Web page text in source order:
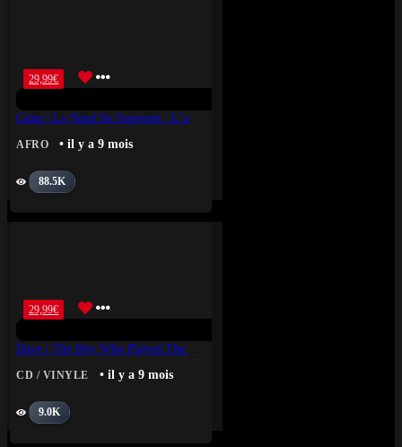
29,99€
AFRO • il y a 9 mois
88.5K
29,99€
CD / VINYLE • il y a 9 mois
9.0K